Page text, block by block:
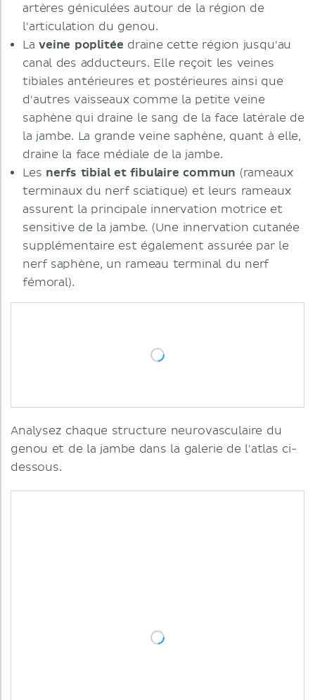
artères géniculées autour de la région de
l'articulation du genou.
Laveine poplitée draine cette région jusqu'au
canal des adducteurs. Elle reçoit les veines
tibiales antérieures et postérieures ainsi que
d'autres vaisseaux comme la petite veine
saphène qui draine le sang de la face latérale de
la jambe. La grande veine saphène, quant à elle,
draine la face médiale de la jambe.
Les nerfs tibial et fibulaire commun (rameaux
terminaux du nerf sciatique) et leurs rameaux
assurent la principale innervation motrice et
sensitive de la jambe. (Une innervation cutanée
supplémentaire est également assurée par le
nerf saphène, un rameau terminal du nerf
fémoral).
Analysez chaque structure neurovasculaire du
genou et de la jambe dans la galerie de l'atlas ci-
dessous.